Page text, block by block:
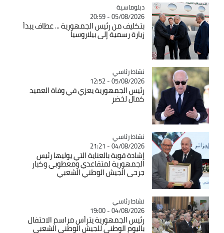
Catégorie
دبلوماسية
05/08/2026 - 20:59
بتكليف من رئيس الجمهورية ... عطاف يبدأ
زيارة رسمية إلى بيلاروسيا
Catégorie
نشاط رئاسي
05/08/2026 - 12:52
رئيس الجمهورية يعزي في وفاة العميد
كمال لخضر
Catégorie
نشاط رئاسي
04/08/2026 - 21:21
إشادة قوية بالعناية التي يوليها رئيس
الجمهورية لمتقاعدي ومعطوبي وكبار
جرحى الجيش الوطني الشعبي
Catégorie
نشاط رئاسي
04/08/2026 - 19:00
رئيس الجمهورية يترأس مراسم الاحتفال
باليوم الوطني للجيش الوطني الشعبي